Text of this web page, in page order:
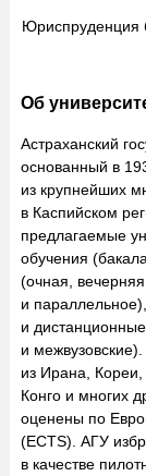
Юриспруденция
Об
Астраханский
основанный в
из крупнейших
в Каспийском
предлагаемые
обучения
(очная,
и
и
и
из Ирана,
Конго и многих
оценены по
(ECTS). АГУ
в качестве